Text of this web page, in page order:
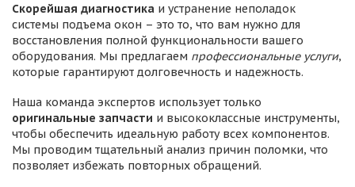
Скорейшая диагностика и устранение неполадок
системы подъема окон – это то, что вам нужно для
восстановления полной функциональности вашего
оборудования. Мы предлагаем профессиональные услуги,
которые гарантируют долговечность и надежность.
Наша команда экспертов использует только
оригинальные запчасти и высококлассные инструменты,
чтобы обеспечить идеальную работу всех компонентов.
Мы проводим тщательный анализ причин поломки, что
позволяет избежать повторных обращений.